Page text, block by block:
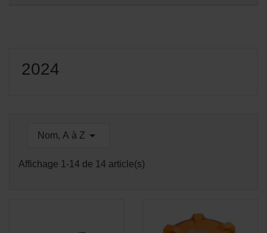
2024
Nom, A à Z 
Affichage 1-14 de 14 article(s)